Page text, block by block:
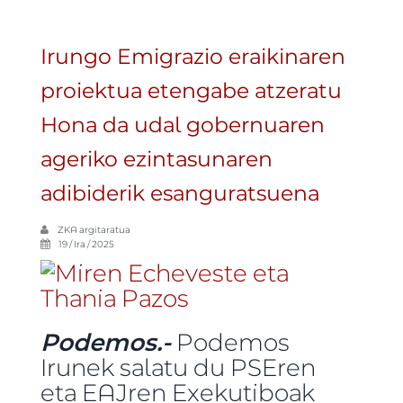
Irungo Emigrazio eraikinaren
proiektua etengabe atzeratu
Hona da udal gobernuaren
ageriko ezintasunaren
adibiderik esanguratsuena
ZKA argitaratua
19 / Ira / 2025
Podemos.-Podemos
Irunek salatu du PSEren
eta EAJren Exekutiboak